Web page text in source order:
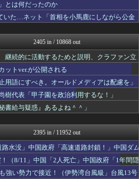
モッコスヌ〜ン
かせまと！
国難にあってもの申す！！
U-1 NEWS.
もえるあじあ(･∀･)
にゅーすアルー！
反日愚国 恨寓瘻
ふぇー速
日本第一！ニュース録
保守速報
軍事・ミリタリー速報☆彡
キムチ速報
ふぇー速
NEWSまとめもりー｜2c...
とは何だったのか
いた…ネット「首相を小馬鹿にしながら公金
2405 in / 10868 out
継続的に活動するためと説明、クラファン立
ットver.が公開される
語にすべき。オールドメディアは配慮を」
代表「甲子園を政治利用するな！」
書給与疑惑』あるよね＾＾」
2395 in / 11952 out
水没」中国政府「高速道路封鎖！」中国ダム
（8/11」中国「2人死亡」中国政府「1年間隠
強い勢力で接近！（伊勢湾台風級」台風13号